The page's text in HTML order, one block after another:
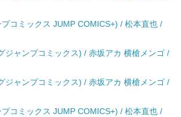
コミックス JUMP COMICS+) / 松本直也 /
ジャンプコミックス) / 赤坂アカ 横槍メンゴ /
ジャンプコミックス) / 赤坂アカ 横槍メンゴ /
コミックス JUMP COMICS+) / 松本直也 /